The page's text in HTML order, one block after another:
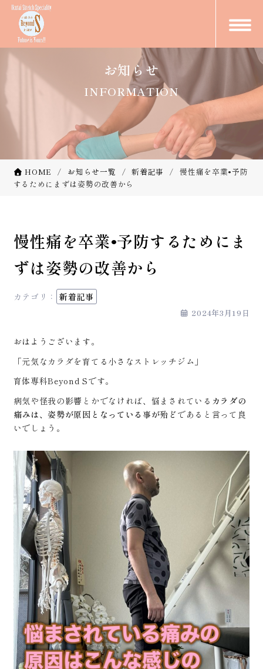
INFORMATION
お知らせ
HOME お知らせ一覧 新着記事
慢性痛を卒業•予防
するためにまずは姿勢の改善から
慢性痛を卒業•予防するためにま
ずは姿勢の改善から
カテゴリ： 新着記事
2024年3月19日
おはようございます。
「元気なカラダを育てる小さなストレッチジム」
育体専科Beyond Sです。
病気や怪我の影響とかでなければ、悩まされている カラダの
痛みは、姿勢が原因となっている事が殆ど であると言って良
いでしょう。